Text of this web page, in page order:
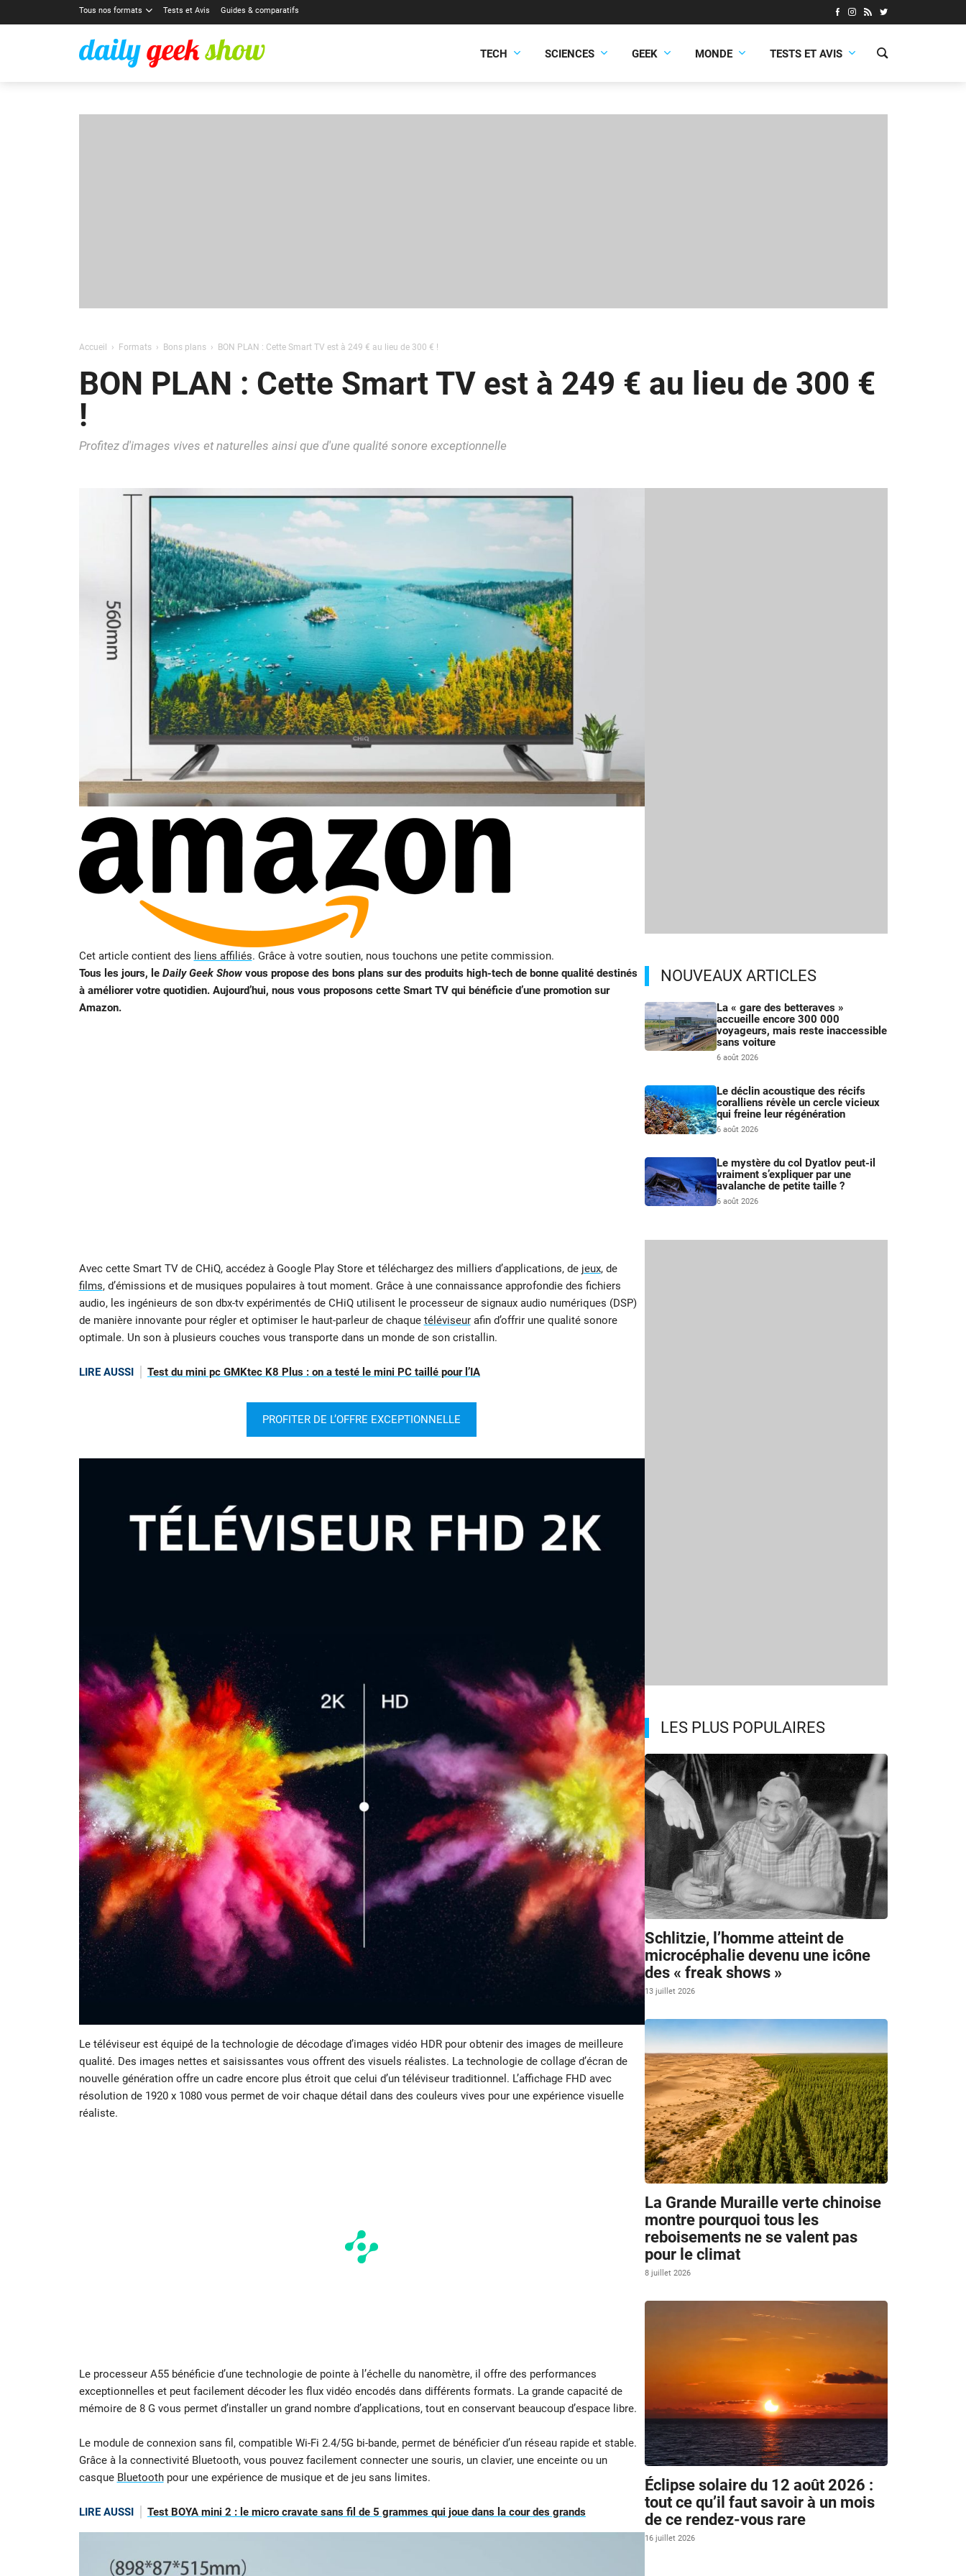
Tous nos formats Tests et Avis Guides & comparatifs
TECH SCIENCES GEEK MONDE TESTS ET AVIS
Accueil Formats Bons plans BON PLAN : Cette Smart TV est à 249 € au lieu de 300 € !
BON PLAN : Cette Smart TV est à 249 € au lieu de 300 €
!
Profitez d'images vives et naturelles ainsi que d'une qualité sonore exceptionnelle
Cet article contient des liens affiliés. Grâce à votre soutien, nous touchons une petite commission.
Tous les jours, le Daily Geek Showvous propose des bons plans sur des produits high-tech de bonne qualité destinés
à améliorer votre quotidien. Aujourd’hui, nous vous proposons cette Smart TV qui bénéficie d’une promotion sur
Amazon.
Avec cette Smart TV de CHiQ, accédez à Google Play Store et téléchargez des milliers d’applications, de jeux, de
films, d’émissions et de musiques populaires à tout moment. Grâce à une connaissance approfondie des fichiers
audio, les ingénieurs de son dbx-tv expérimentés de CHiQ utilisent le processeur de signaux audio numériques (DSP)
de manière innovante pour régler et optimiser le haut-parleur de chaque téléviseurafin d’offrir une qualité sonore
optimale. Un son à plusieurs couches vous transporte dans un monde de son cristallin.
LIRE AUSSI Test du mini pc GMKtec K8 Plus : on a testé le mini PC taillé pour l’IA
PROFITER DE L’OFFRE EXCEPTIONNELLE
Le téléviseur est équipé de la technologie de décodage d’images vidéo HDR pour obtenir des images de meilleure
qualité. Des images nettes et saisissantes vous offrent des visuels réalistes. La technologie de collage d’écran de
nouvelle génération offre un cadre encore plus étroit que celui d’un téléviseur traditionnel. L’affichage FHD avec
résolution de 1920 x 1080 vous permet de voir chaque détail dans des couleurs vives pour une expérience visuelle
réaliste.
Le processeur A55 bénéficie d’une technologie de pointe à l’échelle du nanomètre, il offre des performances
exceptionnelles et peut facilement décoder les flux vidéo encodés dans différents formats. La grande capacité de
mémoire de 8 G vous permet d’installer un grand nombre d’applications, tout en conservant beaucoup d’espace libre.
Le module de connexion sans fil, compatible Wi-Fi 2.4/5G bi-bande, permet de bénéficier d’un réseau rapide et stable.
Grâce à la connectivité Bluetooth, vous pouvez facilement connecter une souris, un clavier, une enceinte ou un
casque Bluetoothpour une expérience de musique et de jeu sans limites.
LIRE AUSSI Test BOYA mini 2 : le micro cravate sans fil de 5 grammes qui joue dans la cour des grands
NOUVEAUX ARTICLES
La « gare des betteraves »
accueille encore 300 000
voyageurs, mais reste inaccessible
sans voiture
6 août 2026
Le déclin acoustique des récifs
coralliens révèle un cercle vicieux
qui freine leur régénération
6 août 2026
Le mystère du col Dyatlov peut-il
vraiment s’expliquer par une
avalanche de petite taille ?
6 août 2026
LES PLUS POPULAIRES
Schlitzie, l’homme atteint de
microcéphalie devenu une icône
des « freak shows »
13 juillet 2026
La Grande Muraille verte chinoise
montre pourquoi tous les
reboisements ne se valent pas
pour le climat
8 juillet 2026
Éclipse solaire du 12 août 2026 :
tout ce qu’il faut savoir à un mois
de ce rendez-vous rare
16 juillet 2026